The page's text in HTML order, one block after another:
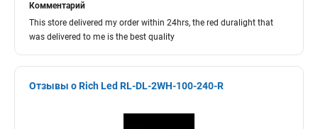
Комментарий
This store delivered my order within 24hrs, the red duralight that
was delivered to me is the best quality
Отзывы о Rich Led RL-DL-2WH-100-240-R